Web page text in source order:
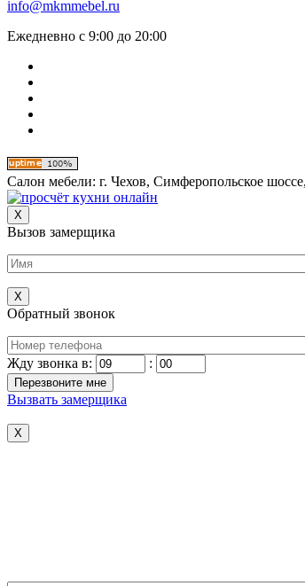
info@mkmmebel.ru
Ежедневно с 9:00 до 20:00
Салон мебели: г. Чехов, Симферопольское
X
Вызов замерщика
X
Обратный звонок
Жду звонка в: :
Вызвать замерщика
X